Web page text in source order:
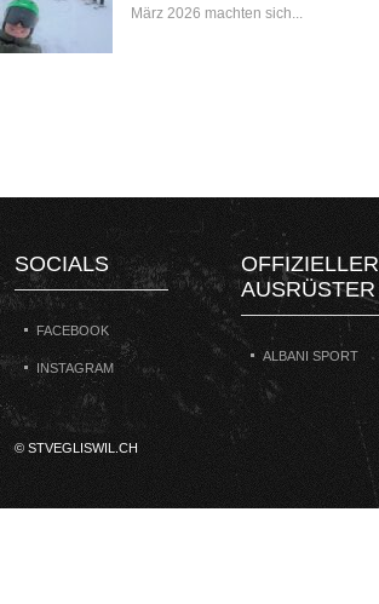
März 2026 machten sich...
SOCIALS
FACEBOOK
INSTAGRAM
OFFIZIELLER
AUSRÜSTER
ALBANI SPORT
© STVEGLISWIL.CH